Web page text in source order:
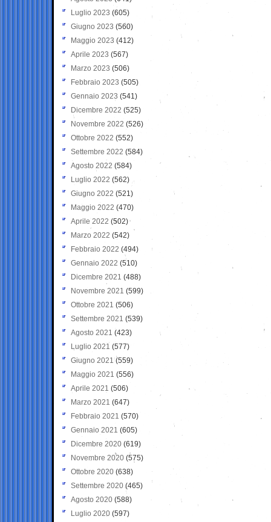
Luglio 2023 (605)
Giugno 2023 (560)
Maggio 2023 (412)
Aprile 2023 (567)
Marzo 2023 (506)
Febbraio 2023 (505)
Gennaio 2023 (541)
Dicembre 2022 (525)
Novembre 2022 (526)
Ottobre 2022 (552)
Settembre 2022 (584)
Agosto 2022 (584)
Luglio 2022 (562)
Giugno 2022 (521)
Maggio 2022 (470)
Aprile 2022 (502)
Marzo 2022 (542)
Febbraio 2022 (494)
Gennaio 2022 (510)
Dicembre 2021 (488)
Novembre 2021 (599)
Ottobre 2021 (506)
Settembre 2021 (539)
Agosto 2021 (423)
Luglio 2021 (577)
Giugno 2021(559)
Maggio 2021 (556)
Aprile 2021 (506)
Marzo 2021 (647)
Febbraio 2021 (570)
Gennaio 2021 (605)
Dicembre 2020 (619)
Novembre 2020 (575)
Ottobre 2020 (638)
Settembre 2020(465)
Agosto 2020 (588)
Luglio 2020 (597)